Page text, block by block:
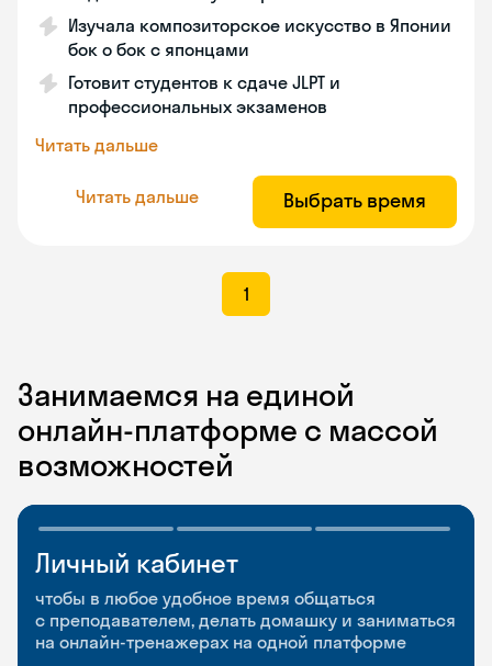
Изучала композиторское искусство в Японии
бок о бок с японцами
Готовит студентов к сдаче JLPT и
профессиональных экзаменов
Читать дальше
Читать дальше Выбрать время
1
Занимаемся на единой
онлайн-платформе с массой
возможностей
Личный кабинет
чтобы в любое удобное время общаться
с преподавателем, делать домашку и заниматься
на онлайн-тренажерах на одной платформе
Мобильное
приложение
чтобы заниматься и изучать новые слова где
и когда удобно
Разговорные клубы
и Talks
Групповые занятия для разговорной практики
и индивидуальные встречи с преподавателями